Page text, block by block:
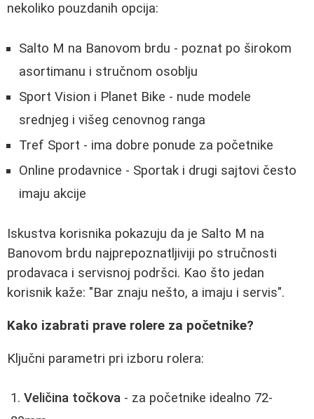
nekoliko pouzdanih opcija:
Salto M na Banovom brdu - poznat po širokom
asortimanu i stručnom osoblju
Sport Vision i Planet Bike - nude modele
srednjeg i višeg cenovnog ranga
Tref Sport - ima dobre ponude za početnike
Online prodavnice - Sportak i drugi sajtovi često
imaju akcije
Iskustva korisnika pokazuju da je Salto M na
Banovom brdu najprepoznatljiviji po stručnosti
prodavaca i servisnoj podršci. Kao što jedan
korisnik kaže: "Bar znaju nešto, a imaju i servis".
Kako izabrati prave rolere za početnike?
Ključni parametri pri izboru rolera:
Veličina točkova - za početnike idealno 72-